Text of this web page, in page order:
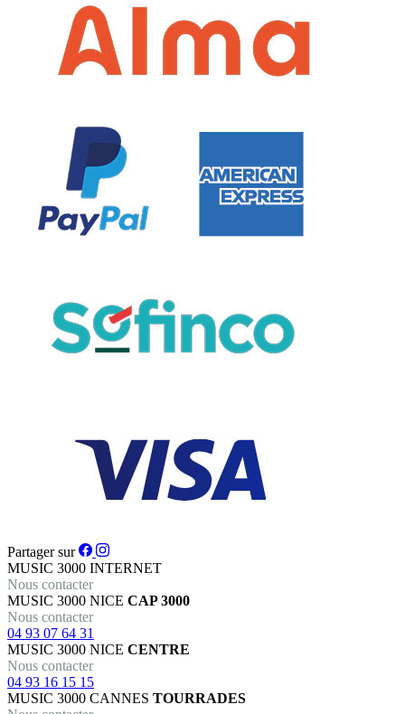
Partager sur
MUSIC 3000 INTERNET
Nous contacter
MUSIC 3000 NICE CAP 3000
Nous contacter
04 93 07 64 31
MUSIC 3000 NICE CENTRE
Nous contacter
04 93 16 15 15
MUSIC 3000 CANNES TOURRADES